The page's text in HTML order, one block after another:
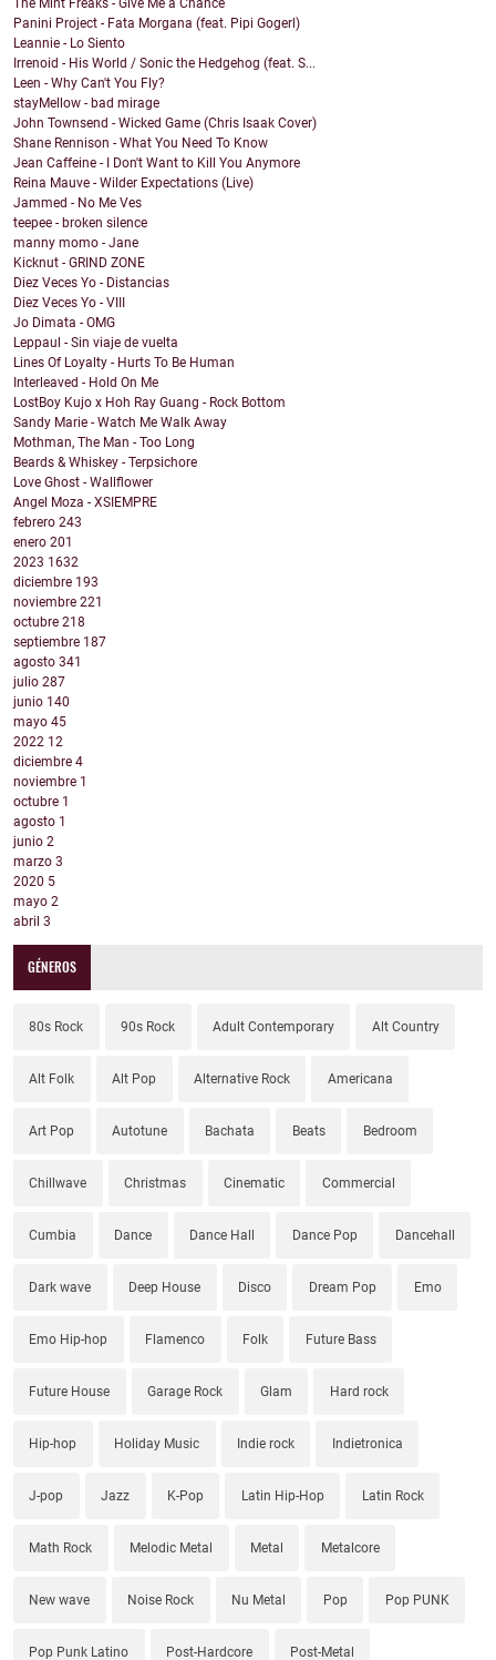
The Mint Freaks - Give Me a Chance
Panini Project - Fata Morgana (feat. Pipi Gogerl)
Leannie - Lo Siento
Irrenoid - His World / Sonic the Hedgehog (feat. S...
Leen - Why Can't You Fly?
stayMellow - bad mirage
John Townsend - Wicked Game (Chris Isaak Cover)
Shane Rennison - What You Need To Know
Jean Caffeine - I Don't Want to Kill You Anymore
Reina Mauve - Wilder Expectations (Live)
Jammed - No Me Ves
teepee - broken silence
manny momo - Jane
Kicknut - GRIND ZONE
Diez Veces Yo - Distancias
Diez Veces Yo - VIII
Jo Dimata - OMG
Leppaul - Sin viaje de vuelta
Lines Of Loyalty - Hurts To Be Human
Interleaved - Hold On Me
LostBoy Kujo x Hoh Ray Guang - Rock Bottom
Sandy Marie - Watch Me Walk Away
Mothman, The Man - Too Long
Beards & Whiskey - Terpsichore
Love Ghost - Wallflower
Angel Moza - XSIEMPRE
febrero 243
enero 201
2023 1632
diciembre 193
noviembre 221
octubre 218
septiembre 187
agosto 341
julio 287
junio 140
mayo 45
2022 12
diciembre 4
noviembre 1
octubre 1
agosto 1
junio 2
marzo 3
2020 5
mayo 2
abril 3
GÉNEROS
80s Rock 90s Rock Adult Contemporary Alt Country
Alt Folk Alt Pop Alternative Rock Americana
Art Pop Autotune Bachata Beats Bedroom
Chillwave Christmas Cinematic Commercial
Cumbia Dance Dance Hall Dance Pop Dancehall
Dark wave Deep House Disco Dream Pop Emo
Emo Hip-hop Flamenco Folk Future Bass
Future House Garage Rock Glam Hard rock
Hip-hop Holiday Music Indie rock Indietronica
J-pop Jazz K-Pop Latin Hip-Hop Latin Rock
Math Rock Melodic Metal Metal Metalcore
New wave Noise Rock Nu Metal Pop Pop PUNK
Pop Punk Latino Post-Hardcore Post-Metal